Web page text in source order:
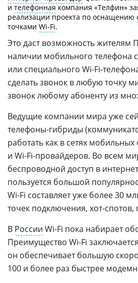
и телефонная компания «Телфин»
реализации проекта по оснащению
точками Wi-Fi.
Это даст возможность жителям
наличии мобильного телефона
или специального Wi-Fi-
сделать звонок в любую точку
звонок любому абоненту из
Ведущие компании мира уже
телефоны-гибриды
работать как в сетях мобильных
и Wi-Fi-провайдеров. Во всем
беспроводной доступ в
пользуется большой
Wi-Fi составляет уже более 30
точек подключения, хот-спотов,
В России Wi-Fi пока набирает
Преимущество Wi-Fi
он обеспечивает большую
100 и более раз быстрее